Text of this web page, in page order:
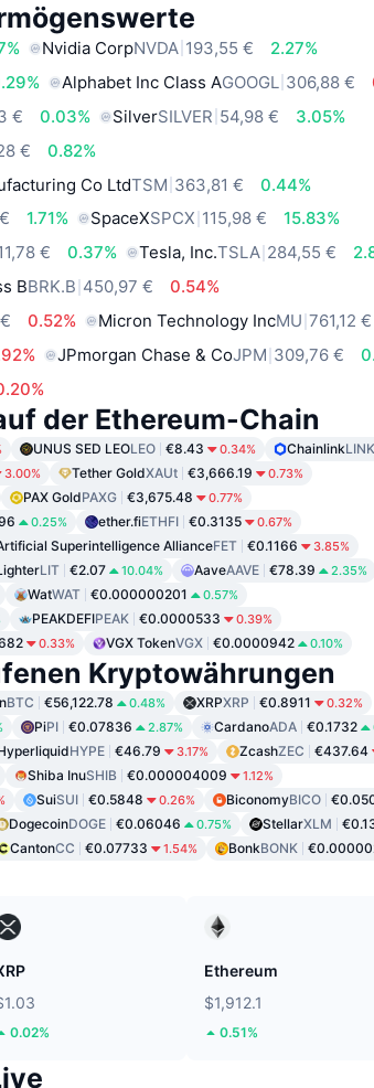
Nvidia CorpNVDA 193,55 €
2.27%
Alphabet Inc Class AGOOGL 306,88 €
€ 0.03% SilverSILVER 54,98 €
3.05%
€
0.82%
Co LtdTSM 363,81 €
0.44%
1.71% SpaceXSPCX 115,98 €
15.83%
€ 0.37% Tesla, Inc.TSLA 284,55 €
BBRK.B 450,97 €
0.54%
0.52% Micron Technology IncMU 761,12 €
JPmorgan Chase & CoJPM 309,76 €
der Ethereum-Chain
UNUS SED LEOLEO €8.43 0.34% ChainlinkLINK
3.00% Tether GoldXAUt €3,666.19 0.73%
PAX GoldPAXG €3,675.48 0.77%
0.25% ether.fiETHFI €0.3135 0.67%
Superintelligence AllianceFET €0.1166 3.85%
LIT €2.07 10.04% AaveAAVE €78.39 2.35%
WatWAT €0.000000201 0.57%
PEAKDEFIPEAK €0.0000533 0.39%
0.33% VGX TokenVGX €0.0000942 0.10%
Kryptowährungen
BTC €56,122.78 0.48% XRPXRP €0.8911 0.32%
PiPI €0.07836 2.87% CardanoADA €0.1732
HYPE €46.79 3.17% ZcashZEC €437.64
Shiba InuSHIB €0.000004009 1.12%
SuiSUI €0.5848 0.26% BiconomyBICO
DogecoinDOGE €0.06046 0.75% StellarXLM
CantonCC €0.07733 1.54% BonkBONK
0.02%
Ethereum
$1,912.1
0.51%